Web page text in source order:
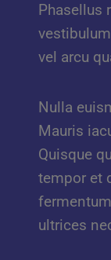
Phasellus
vel arcu
Nulla
Mauris
Quisque
tempor et
ultrices